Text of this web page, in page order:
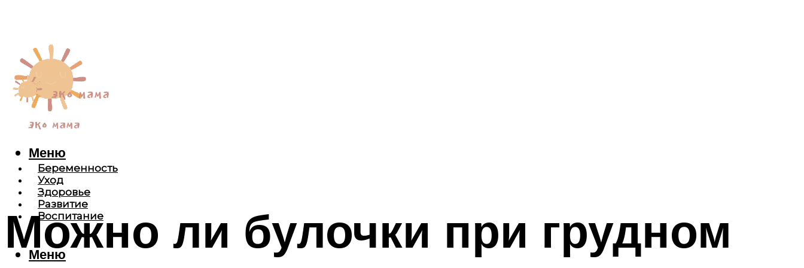
Беременность
Уход
Здоровье
Развитие
Воспитание
Меню
Меню
Можно ли булочки при грудном